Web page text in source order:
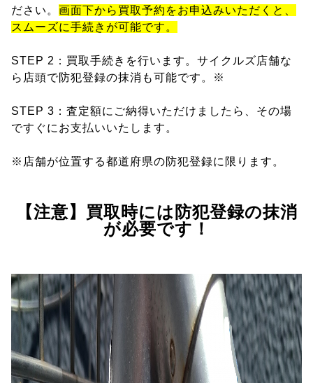
ださい。 画面下から買取予約をお申込みいただくと、
スムーズに手続きが可能です。
STEP 2：買取手続きを行います。サイクルズ店舗な
ら店頭で防犯登録の抹消も可能です。※
STEP 3：査定額にご納得いただけましたら、その場
ですぐにお支払いいたします。
※店舗が位置する都道府県の防犯登録に限ります。
【注意】買取時には防犯登録の抹消
が必要です！